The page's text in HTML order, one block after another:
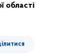
області